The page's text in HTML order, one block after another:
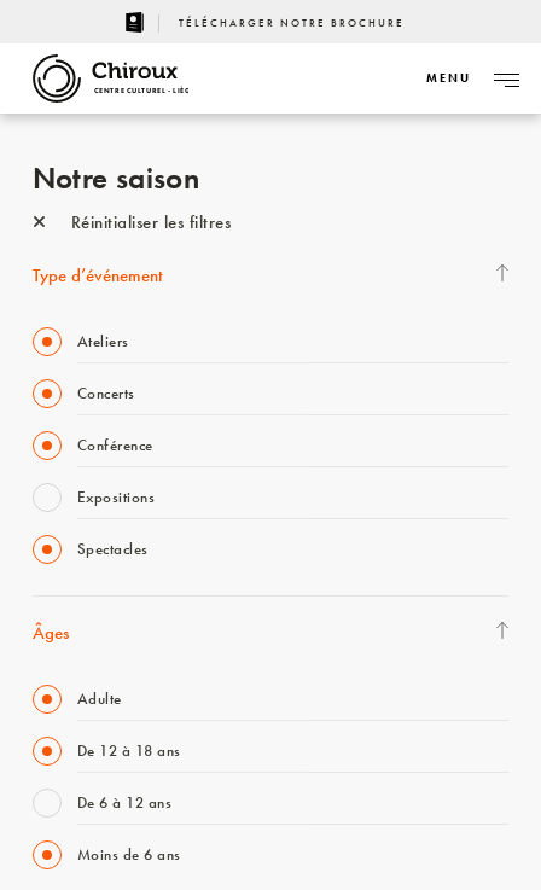
TÉLÉCHARGER NOTRE BROCHURE
CENTRE CULTUREL - LIÈGE
MENU
Notre saison
Réinitialiser les filtres
Type d’événement
Ateliers
Concerts
Conférence
Expositions
Spectacles
Âges
Adulte
De 12 à 18 ans
De 6 à 12 ans
Moins de 6 ans